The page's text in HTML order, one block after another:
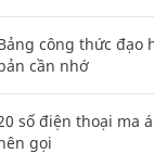
công thức đạo
cần nhớ
số điện thoại ma
gọi